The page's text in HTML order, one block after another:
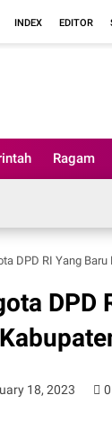
INDEX EDITOR
Ragam
DPD RI Yang
DPD
18, 2023 0